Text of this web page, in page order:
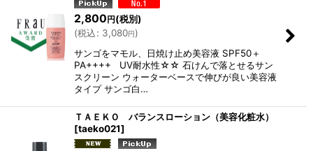
絞り込む
2,800円(税別)
(税込: 3,080円)
サンゴをマモル、日焼け止め美容液 SPF50＋
PA++++ UV耐水性☆☆ 石けんで落とせるサン
スクリーン ウォーターベースで伸びが良い美容液
タイプ サンゴ白…
ＴＡＥＫＯ バランスローション（美容化粧水）
[taeko021]